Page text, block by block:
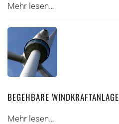
Mehr lesen…
BEGEHBARE WINDKRAFTANLAGE
Mehr lesen…